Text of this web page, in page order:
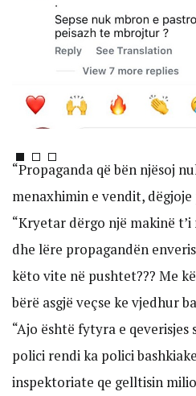
“Propaganda që bën njësoj
menaxhimin e vendit,
“Kryetar dërgo një makinë
dhe lëre propagandën
këto vite në pushtet??? Me
bërë asgjë veçse ke vjedhur
“Ajo është fytyra e qeverisjes
polici rendi ka polici
inspektoriate qe gelltisin